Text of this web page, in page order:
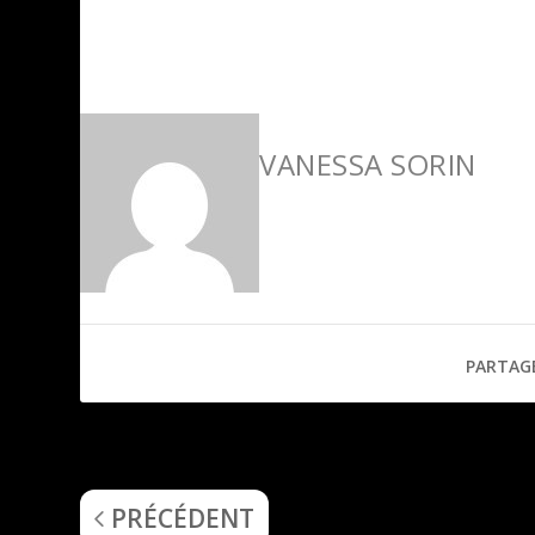
VANESSA SORIN
PRÉCÉDENT